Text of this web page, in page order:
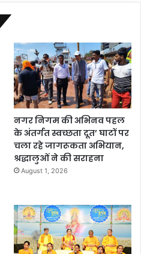
नगर निगम की अभिनव पहल
के अंतर्गत स्वच्छता दूत’ घाटों पर
चला रहे जागरूकता अभियान,
श्रद्धालुओं ने की सराहना
August 1, 2026